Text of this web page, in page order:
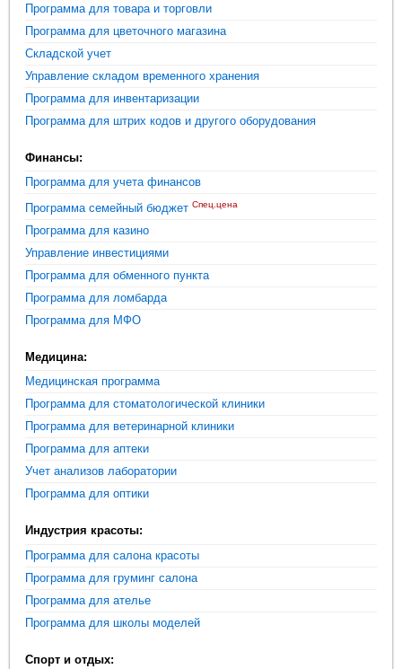
Программа для товара и торговли
Программа для цветочного магазина
Складской учет
Управление складом временного хранения
Программа для инвентаризации
Программа для штрих кодов и другого оборудования
Финансы:
Программа для учета финансов
Программа семейный бюджет Спец.цена
Программа для казино
Управление инвестициями
Программа для обменного пункта
Программа для ломбарда
Программа для МФО
Медицина:
Медицинская программа
Программа для стоматологической клиники
Программа для ветеринарной клиники
Программа для аптеки
Учет анализов лаборатории
Программа для оптики
Индустрия красоты:
Программа для салона красоты
Программа для груминг салона
Программа для ателье
Программа для школы моделей
Спорт и отдых: